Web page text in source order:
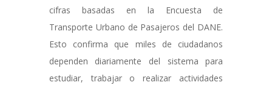
cifras basadas en la Encuesta de
Transporte Urbano de Pasajeros del DANE.
Esto confirma que miles de ciudadanos
dependen diariamente del sistema para
estudiar, trabajar o realizar actividades